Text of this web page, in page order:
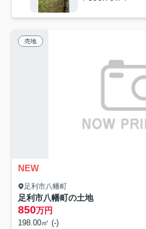
売地
NEW
足利市八幡町
足利市八幡町の土地
850万円
198.00㎡ (-)